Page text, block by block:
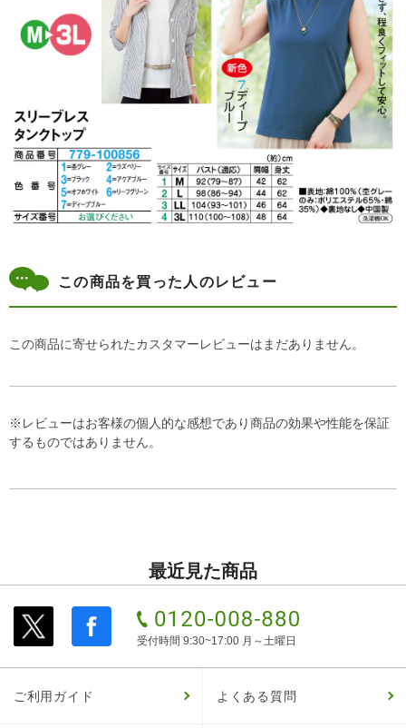
この商品を買った人のレビュー
この商品に寄せられたカスタマーレビューはまだありません。
※レビューはお客様の個人的な感想であり商品の効果や性能を保証
するものではありません。
最近見た商品
受付時間 9:30~17:00 月～土曜日
ご利用ガイド よくある質問